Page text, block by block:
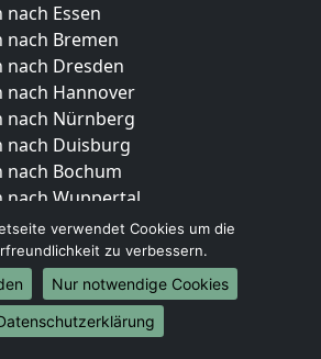
Essen
nach Bremen
nach Dresden
nach Hannover
nach Nürnberg
nach Duisburg
nach Bochum
nach Wuppertal
nach Bielefeld
nach Bonn
nach Münster
Umzüge
verwendet Cookies um die
zu verbessern.
Nur notwendige Cookies